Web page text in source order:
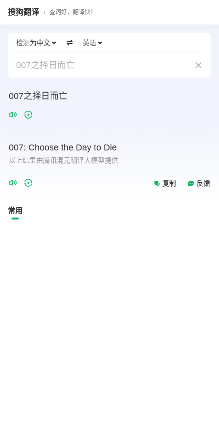
搜狗翻译 查词好，翻译快！
检测为中文 英语
007之择日而亡
007之择日而亡
007: Choose the Day to Die
以上结果由腾讯混元翻译大模型提供
复制 反馈
常用